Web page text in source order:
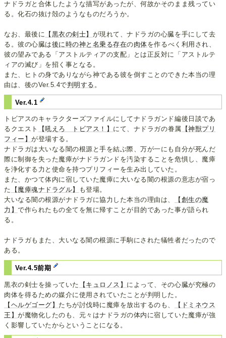
ナドラガと合体したような描写があったが、何故かそのまま残ってい
る。化石の抜け殻のようなものだろうか。
なお、最後に 【黒衣の剣士】 が現れて、ナドラガの心臓を手にして去
る。彼の心臓は後に時の神と名乗る存在の肉体を作るべく利用され、
彼の望みである「アストルティアの支配」とは正反対に「アストルテ
ィアの滅び」を招く事となる。
また、ヒトの身でありながら神である彼を倒すことのできた本当の理
由は、後のVer.5.4で判明する 。
Ver.4.1
トビアスのキャラクターズファイルにしてナドラガンド編後日談であ
るクエスト
【吼えろ トビアス！】 にて、ナドラガの眷属
【神獣プリ
フィー】が登場する。
ナドラガは大いなる闇の根源と手を結ぶ際、万が一にも自分が死んだ
際に制御を失った魔瘴がナドラガンドを汚染することを危惧し、魔瘴
を浄化する力と使命を持つプリフィーを生み出していた。
また、かつて体内に宿していた魔瘴に大いなる闇の根源の意志が宿っ
た
【魔瘴魂ナドラグル】
も登場。
大いなる闇の根源がナドラガに協力した本当の理由は、
【創生の魔
力】で作られたもの全てを無に帰すことが目的であった事が語られ
る。
ナドラガもまた、大いなる闇の根源に手駒にされた犠牲者だったので
ある。
Ver.4.5前期
黒衣の剣士を操っていた 【キュロノス】 によって、その心臓が究極の
肉体を得るための媒介に使用されていたことが判明した。
【ヘルゲゴーグ】 たちが討伐時に魔瘴を放出するのも、
【ドミネウス
王】が魔物化したのも、元々はナドラガの体内に宿していた魔瘴が強
く影響していたからということになる。